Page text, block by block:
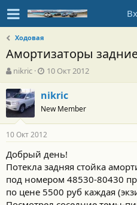
Ходовая
Амортизаторы
А
в
т
о
р
т
е
м
ы
nikric
Д
а
т
а
н
а
ч
а
л
а
10 Окт 2012
nikric
New Member
10 Окт 2012
Добрый день!
Потекла задняя стойка
под номером 48530-80430
по цене 5500 руб каждая